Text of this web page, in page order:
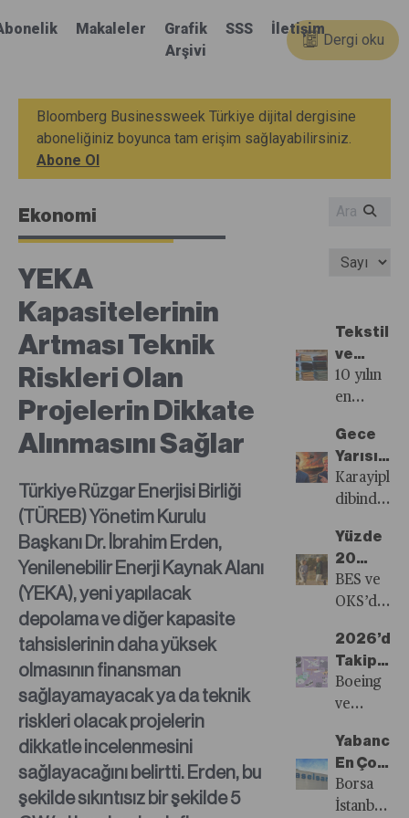
Makaleler
Grafik
Arşivi
SSS İletişim
Dergi oku
Bloomberg Businessweek Türkiye dijital dergisine
aboneliğiniz boyunca tam erişim sağlayabilirsiniz.
Abone Ol
Ekonomi
YEKA
Kapasitelerinin
Artması Teknik
Riskleri Olan
Projelerin Dikkate
Alınmasını Sağlar
Türkiye Rüzgar Enerjisi Birliği
(TÜREB) Yönetim Kurulu
Başkanı Dr. İbrahim Erden,
Yenilenebilir Enerji Kaynak Alanı
(YEKA), yeni yapılacak
depolama ve diğer kapasite
tahsislerinin daha yüksek
olmasının finansman
sağlayamayacak ya da teknik
riskleri olacak projelerin
dikkatle incelenmesini
sağlayacağını belirtti. Erden, bu
şekilde sıkıntısız bir şekilde 5
Tekstil
ve
Hazır
Giyim
mi?
10 yılın
en
ihracatını
kaydeden
hazır
giyim ve
son üç
yıldır
düşüş
trendinde
tekstil
kan
kaybının
için
kısa-
orta-
uzun
Gece
Yarısı
Karayip
Quo
Vadis
USA?
dibinde
ve
görevdeki
devlet
başkanının
zorla
konu
vaka,
dünya
siyasetinde
Karayip
Yüzde
20
Katkıyla
da
BES ve
OKS’de
katkısının
yüzde
30’dan
yüzde
20’ye
sistemden
çıkışa ve
2026’da
Takip
Edilmesi
Gereken
Şirket
Boeing
ve
Nike ve
Canada
Goose’a
kadar
En Çok
Aselsan
Aldı
Borsa
İstanbul’da